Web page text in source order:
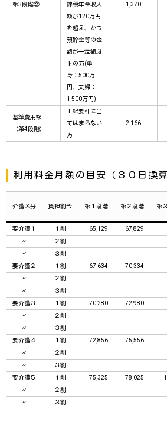
第3段階②
課税年金収入
額が120万円
を超え、かつ
預貯金等の金
額が一定額以
下の方(単
身：500万
円、夫婦：
1,500万円)
1,370
基準費用額
（第4段階）
上記要件に当
てはまらない
方
2,166
利用料金月額の目安（３０日換
介護区分 負担割合 第１段階 第２段階 第
要介護１ １割 65,129 67,829
〃
２割
〃
３割
要介護２
１割 67,634 70,334
〃
２割
〃
３割
要介護３
１割 70,280 72,980
〃
２割
〃
３割
要介護４
１割 72,856 75,556
〃
２割
〃
３割
要介護５
１割 75,325 78,025
〃
２割
〃
３割